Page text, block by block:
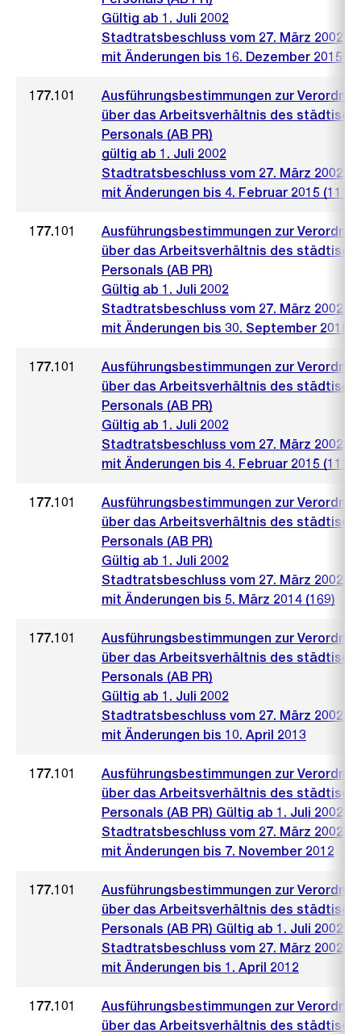
Gültig ab 1. Juli 2002
Stadtratsbeschluss vom 27. März 2002
mit Änderungen bis 16. Dezember 2015
177.101
Ausführungsbestimmungen zur
über das Arbeitsverhältnis des
Personals (AB PR)
gültig ab 1. Juli 2002
Stadtratsbeschluss vom 27. März 2002
mit Änderungen bis 4. Februar 2015 (111)
177.101
Ausführungsbestimmungen zur
über das Arbeitsverhältnis des
Personals (AB PR)
Gültig ab 1. Juli 2002
Stadtratsbeschluss vom 27. März 2002
mit Änderungen bis 30. September 2015
177.101
Ausführungsbestimmungen zur
über das Arbeitsverhältnis des
Personals (AB PR)
Gültig ab 1. Juli 2002
Stadtratsbeschluss vom 27. März 2002
mit Änderungen bis 4. Februar 2015 (111)
177.101
Ausführungsbestimmungen zur
über das Arbeitsverhältnis des
Personals (AB PR)
Gültig ab 1. Juli 2002
Stadtratsbeschluss vom 27. März 2002
mit Änderungen bis 5. März 2014 (169)
177.101
Ausführungsbestimmungen zur
über das Arbeitsverhältnis des
Personals (AB PR)
Gültig ab 1. Juli 2002
Stadtratsbeschluss vom 27. März 2002
mit Änderungen bis 10. April 2013
177.101
Ausführungsbestimmungen zur
über das Arbeitsverhältnis des
Personals (AB PR) Gültig ab 1. Juli 2002
Stadtratsbeschluss vom 27. März 2002
mit Änderungen bis 7. November 2012
177.101
Ausführungsbestimmungen zur
über das Arbeitsverhältnis des
Personals (AB PR) Gültig ab 1. Juli 2002
Stadtratsbeschluss vom 27. März 2002
mit Änderungen bis 1. April 2012
177.101
Ausführungsbestimmungen zur
über das Arbeitsverhältnis des